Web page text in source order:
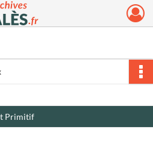
d'Alès
Primitif